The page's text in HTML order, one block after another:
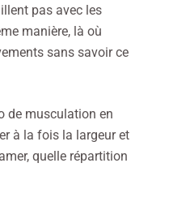
pas avec les
manière, là où
sans savoir ce
de musculation en
à la fois la largeur et
quelle répartition